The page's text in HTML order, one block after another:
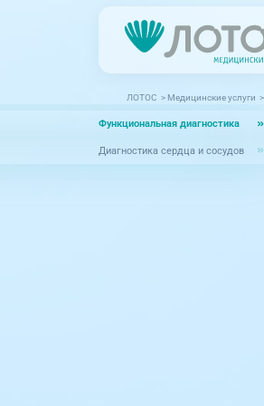
ЛОТОС > Медицинские услуги >
Функциональная диагностика
Диагностика сердца и сосудов
МРТ (Магнитно-